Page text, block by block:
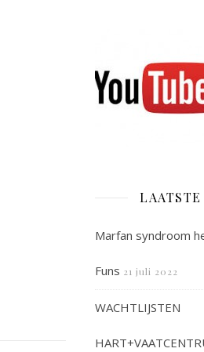
Marfan syndroom
Funs 21 juli 2022
WACHTLIJSTEN